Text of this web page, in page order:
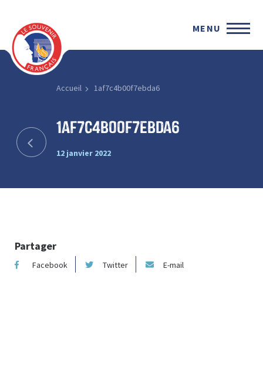
MENU
Accueil 1af7c4b00f7ebda6
1af7c4b00f7ebda6
12 janvier 2022
Partager
Facebook Twitter E-mail